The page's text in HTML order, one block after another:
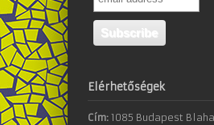
Elérhetőségek
Cím: 1085 Budapest